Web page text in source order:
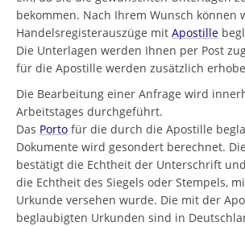
bekommen. Nach Ihrem Wunsch können
Handelsregisterauszüge mit Apostille
Die Unterlagen werden Ihnen per Post
für die Apostille werden zusätzlich
Die Bearbeitung einer Anfrage wird
Arbeitstages durchgeführt.
Das Porto für die durch die Apostille
Dokumente wird gesondert berechnet.
bestätigt die Echtheit der Unterschrift
die Echtheit des Siegels oder Stempels,
Urkunde versehen wurde. Die mit der
beglaubigten Urkunden sind in